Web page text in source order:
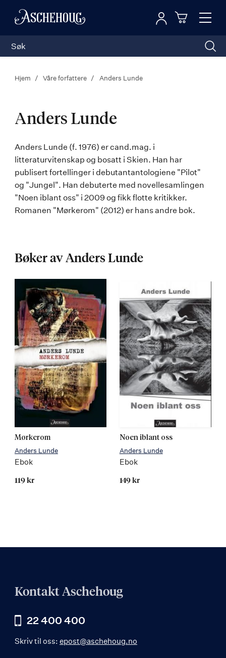
Toggle
Logg inn
Hjem Våre forfattere Anders Lunde
Anders Lunde
Anders
Lunde
Anders Lunde (f. 1976) er cand.mag. i
litteraturvitenskap og bosatt i Skien. Han har
publisert fortellinger i debutantantologiene "Pilot"
og "Jungel". Han debuterte med novellesamlingen
"Noen iblant oss" i 2009 og fikk flotte kritikker.
Romanen "Mørkerom" (2012) er hans andre bok.
Bøker av Anders Lunde
Mørkerom
Anders Lunde
Ebok
119 kr
Noen iblant oss
Anders Lunde
Ebok
149 kr
Kontakt Aschehoug
22 400 400
Skriv til oss: epost@aschehoug.no